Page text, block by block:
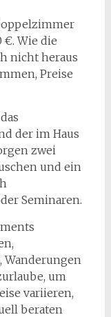
€. Wie die
nicht heraus
Preise
der im Haus
zwei
und ein
Seminaren.
Wanderungen
um
variieren,
beraten